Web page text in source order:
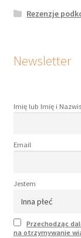
Rezenzje
Newsletter
Imię lub Imię i
Email
Jestem
Przechodząc
na otrzymywanie